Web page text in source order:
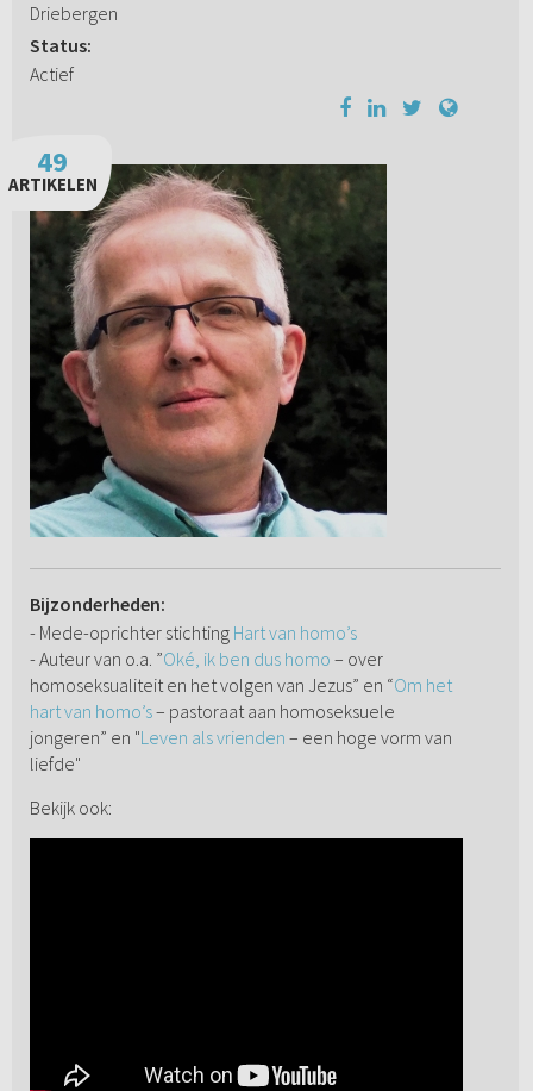
Driebergen
Status:
Actief
49
ARTIKELEN
Bijzonderheden:
- Mede-oprichter stichting Hart van homo’s
- Auteur van o.a. ”Oké, ik ben dus homo – over
homoseksualiteit en het volgen van Jezus” en “Om het
hart van homo’s– pastoraat aan homoseksuele
jongeren” en "Leven als vrienden – een hoge vorm van
liefde"
Bekijk ook: